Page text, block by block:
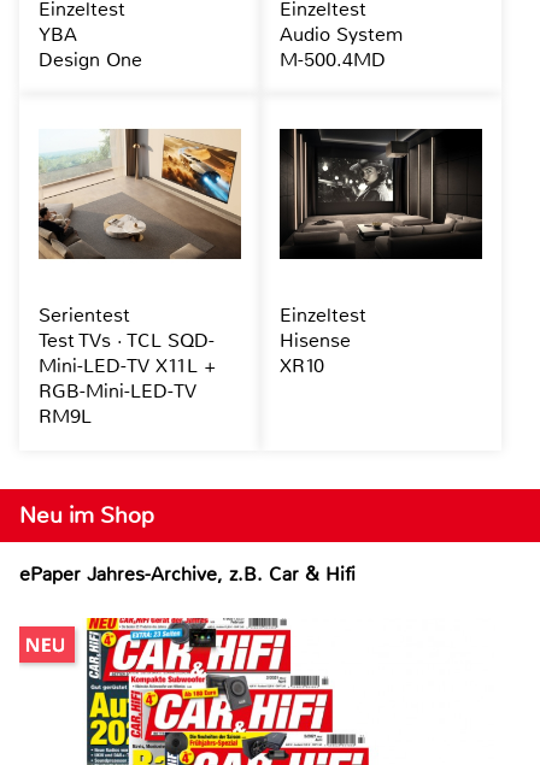
Neu im Shop
ePaper Jahres-Archive, z.B. Car & Hifi
Einzeltest
YBA
Design One
Einzeltest
Audio System
M-500.4MD
Serientest
Test TVs · TCL SQD-
Mini-LED-TV X11L +
RGB-Mini-LED-TV
RM9L
Einzeltest
Hisense
XR10